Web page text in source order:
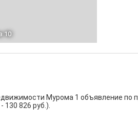
10
Мурома 1 объявление по
130 826 руб.).